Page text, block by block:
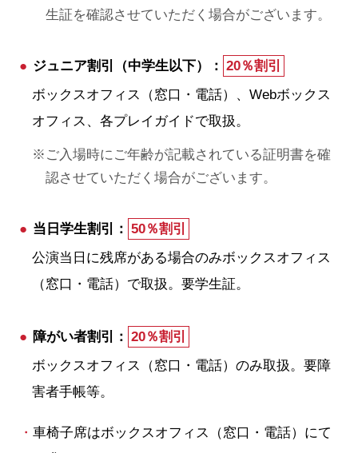
生証を確認させていただく場合がございます。
ジュニア割引（中学生以下）： 20％割引
ボックスオフィス（窓口・電話）、Webボックス
オフィス、各プレイガイドで取扱。
ご入場時にご年齢が記載されている証明書を確
認させていただく場合がございます。
当日学生割引： 50％割引
公演当日に残席がある場合のみボックスオフィス
（窓口・電話）で取扱。要学生証。
障がい者割引： 20％割引
ボックスオフィス（窓口・電話）のみ取扱。要障
害者手帳等。
車椅子席はボックスオフィス（窓口・電話）にて